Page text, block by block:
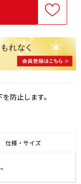
防止します。
仕様・サイズ